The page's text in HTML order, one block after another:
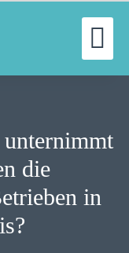
unternimmt
die
in